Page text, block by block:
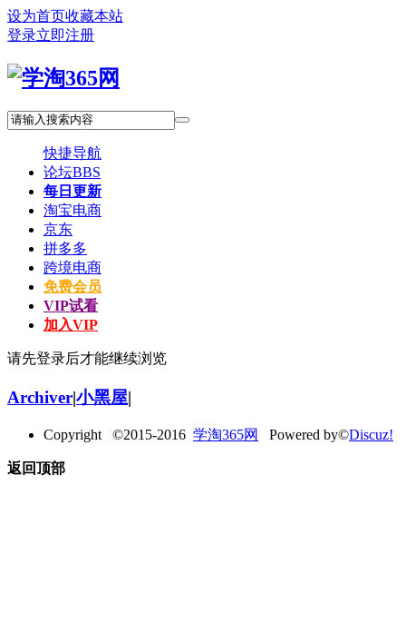
设为首页收藏本站
登录立即注册
快捷导航
论坛BBS
每日更新
淘宝电商
京东
拼多多
跨境电商
免费会员
VIP试看
加入VIP
请先登录后才能继续浏览
Archiver|小黑屋|
Copyright ©2015-2016 学淘365网 Powered by©Discuz!
返回顶部